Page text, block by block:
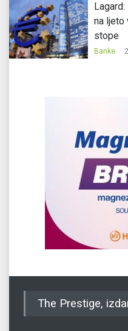
na ljeto
stope
Banke
The Prestige,